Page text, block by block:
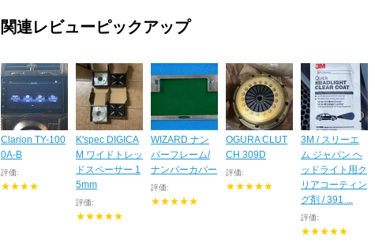
関連レビューピックアップ
Clarion TY-100
0A-B
評価:
★★★★
K'spec DIGICA
M ワイドトレッ
ドスペーサー 1
5mm
評価:
★★★★★
WIZARD ナン
バーフレーム/
ナンバーカバー
評価:
★★★★★
OGURA CLUT
CH 309D
評価:
★★★★★
3M / スリーエ
ム ジャパン ヘ
ッドライト用ク
リアコーティン
グ剤 / 391 ...
評価:
★★★★★